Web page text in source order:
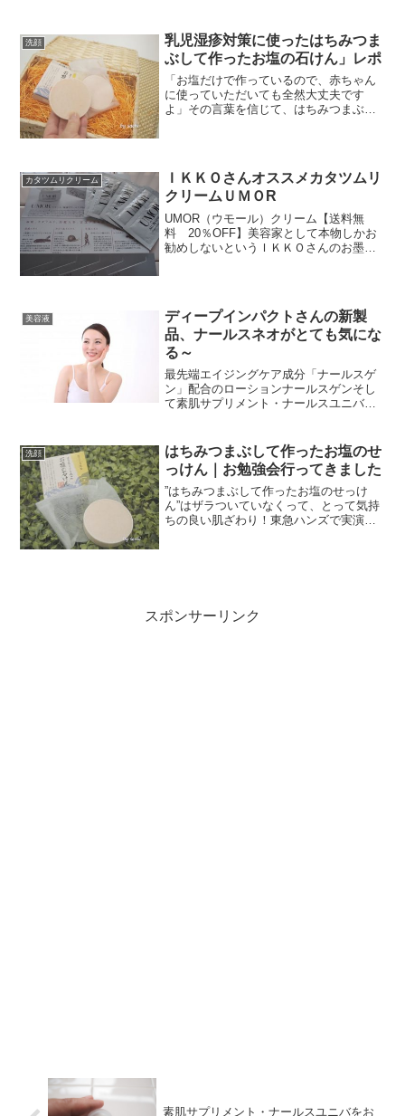
でキャンセルになってしまった食用のバ
ラを使っているので、体に安心の消毒用
アロマスプレーです。
洗顔
乳児湿疹対策に使ったはちみつま
ぶして作ったお塩の石けん」レポ
「お塩だけで作っているので、赤ちゃん
に使っていただいても全然大丈夫です
よ」その言葉を信じて、はちみつまぶし
カタツムリクリーム
ＩＫＫＯさんオススメカタツムリ
クリームＵＭＯR
UMOR（ウモール）クリーム【送料無
料 20％OFF】美容家として本物しかお
勧めしないというＩＫＫＯさんのお墨付
美容液
ディープインパクトさんの新製
品、ナールスネオがとても気にな
る～
最先端エイジングケア成分「ナールスゲ
ン」配合のローションナールスゲンそし
て素肌サプリメント・ナールスユニバに
になってエイジングケアに興味津々。い
ろいろな情報が目に入りま...
洗顔
はちみつまぶして作ったお塩のせ
っけん｜お勉強会行ってきました
”はちみつまぶして作ったお塩のせっけ
ん”はザラついていなくって、とって気持
ちの良い肌ざわり！東急ハンズで実演販
スポンサーリンク
素肌サプリメント・ナールスユニバをお